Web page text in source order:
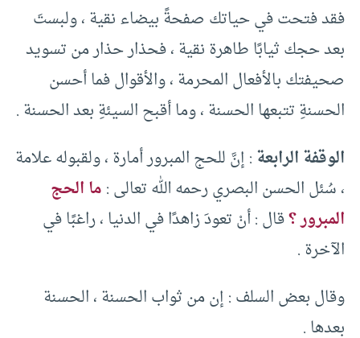
فقد فتحت في حياتك صفحةً بيضاء نقية ، ولبستَ
بعد حجك ثيابًا طاهرة نقية ، فحذار حذار من تسويد
صحيفتك بالأفعال المحرمة ، والأقوال فما أحسن
الحسنةِ تتبعها الحسنة ، وما أقبح السيئةِ بعد الحسنة .
الوقفة الرابعة: إنَّ للحج المبرور أمارة ، ولقبوله علامة
، سُئل الحسن البصري رحمه الله تعالى :ما الحج
المبرور ؟قال : أنْ تعودَ زاهدًا في الدنيا ، راغبًا في
الآخرة .
وقال بعض السلف : إن من ثواب الحسنة ، الحسنة
بعدها .